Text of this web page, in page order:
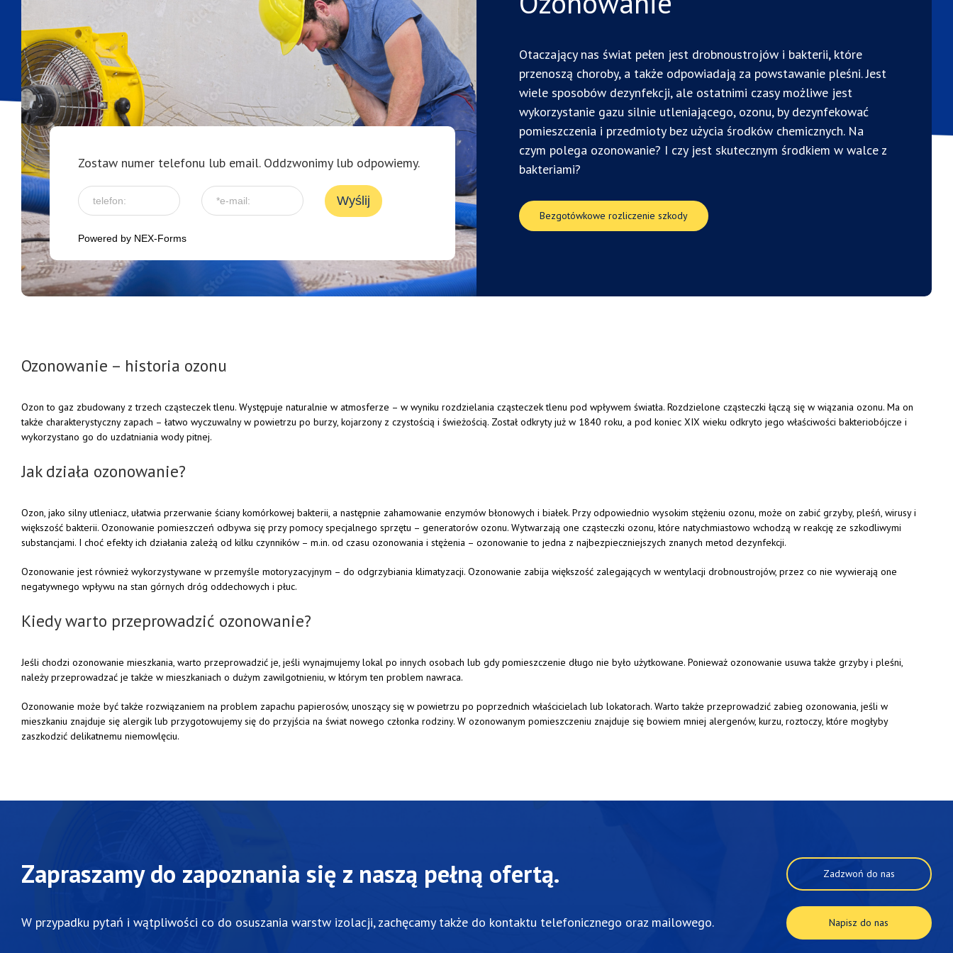
Zostaw numer telefonu lub email. Oddzwonimy lub odpowiemy.
Wyślij
Powered by NEX-Forms
Otaczający nas świat pełen jest drobnoustrojów i bakterii, które
przenoszą choroby, a także odpowiadają za powstawanie pleśni. Jest
wiele sposobów dezynfekcji, ale ostatnimi czasy możliwe jest
wykorzystanie gazu silnie utleniającego, ozonu, by dezynfekować
pomieszczenia i przedmioty bez użycia środków chemicznych. Na
czym polega ozonowanie? I czy jest skutecznym środkiem w walce z
bakteriami?
Bezgotówkowe rozliczenie szkody
Ozonowanie – historia ozonu
Ozon to gaz zbudowany z trzech cząsteczek tlenu. Występuje naturalnie w atmosferze – w wyniku rozdzielania cząsteczek tlenu pod wpływem światła. Rozdzielone cząsteczki łączą się w wiązania ozonu. Ma on
także charakterystyczny zapach – łatwo wyczuwalny w powietrzu po burzy, kojarzony z czystością i świeżością. Został odkryty już w 1840 roku, a pod koniec XIX wieku odkryto jego właściwości bakteriobójcze i
wykorzystano go do uzdatniania wody pitnej.
Jak działa ozonowanie?
Ozon, jako silny utleniacz, ułatwia przerwanie ściany komórkowej bakterii, a następnie zahamowanie enzymów błonowych i białek. Przy odpowiednio wysokim stężeniu ozonu, może on zabić grzyby, pleśń, wirusy i
większość bakterii. Ozonowanie pomieszczeń odbywa się przy pomocy specjalnego sprzętu – generatorów ozonu. Wytwarzają one cząsteczki ozonu, które natychmiastowo wchodzą w reakcję ze szkodliwymi
substancjami. I choć efekty ich działania zależą od kilku czynników – m.in. od czasu ozonowania i stężenia – ozonowanie to jedna z najbezpieczniejszych znanych metod dezynfekcji.
Ozonowanie jest również wykorzystywane w przemyśle motoryzacyjnym – do odgrzybiania klimatyzacji. Ozonowanie zabija większość zalegających w wentylacji drobnoustrojów, przez co nie wywierają one
negatywnego wpływu na stan górnych dróg oddechowych i płuc.
Kiedy warto przeprowadzić ozonowanie?
Jeśli chodzi ozonowanie mieszkania, warto przeprowadzić je, jeśli wynajmujemy lokal po innych osobach lub gdy pomieszczenie długo nie było użytkowane. Ponieważ ozonowanie usuwa także grzyby i pleśni,
należy przeprowadzać je także w mieszkaniach o dużym zawilgotnieniu, w którym ten problem nawraca.
Ozonowanie może być także rozwiązaniem na problem zapachu papierosów, unoszący się w powietrzu po poprzednich właścicielach lub lokatorach. Warto także przeprowadzić zabieg ozonowania, jeśli w
mieszkaniu znajduje się alergik lub przygotowujemy się do przyjścia na świat nowego członka rodziny. W ozonowanym pomieszczeniu znajduje się bowiem mniej alergenów, kurzu, roztoczy, które mogłyby
zaszkodzić delikatnemu niemowlęciu.
Zapraszamy do zapoznania się z naszą pełną ofertą.
W przypadku pytań i wątpliwości co do osuszania warstw izolacji, zachęcamy także do kontaktu telefonicznego oraz mailowego.
Zadzwoń do nas
Napisz do nas